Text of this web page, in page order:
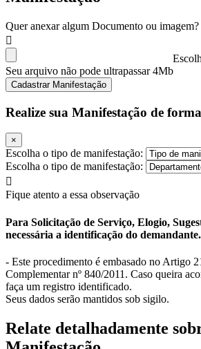
Quer anexar algum Documento ou imagem?
Seu arquivo não pode ultrapassar 4Mb
Cadastrar Manifestação
Realize sua Manifestação de
×
Escolha o tipo de manifestação:
Escolha o tipo de manifestação:
Fique atento a essa observação
Para Solicitação de Serviço, Elogio,
necessária a identificação do demandante.
- Este procedimento é embasado no Artigo
Complementar nº 840/2011. Caso queira
faça um registro identificado.
Seus dados serão mantidos sob sigilo.
Relate detalhadamente